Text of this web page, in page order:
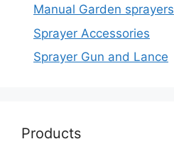
Manual Garden sprayers
Sprayer Accessories
Sprayer Gun and Lance
Products